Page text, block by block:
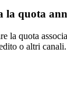
la quota
la quota
o altri canali.